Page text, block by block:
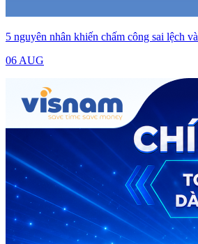
5 nguyên nhân khiến chấm công sai lệch
06 AUG